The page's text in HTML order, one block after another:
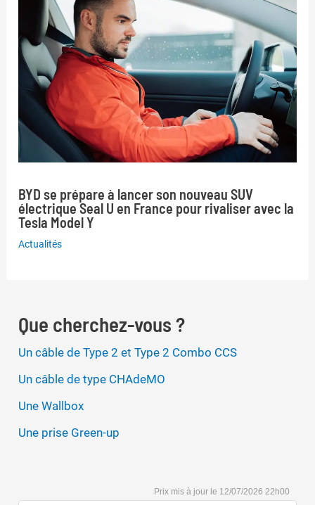
BYD se prépare à lancer son nouveau SUV
électrique Seal U en France pour rivaliser avec la
Tesla Model Y
Actualités
Que cherchez-vous ?
Un câble de Type 2 et Type 2 Combo CCS
Un câble de type CHAdeMO
Une Wallbox
Une prise Green-up
12/07/2026 22h00